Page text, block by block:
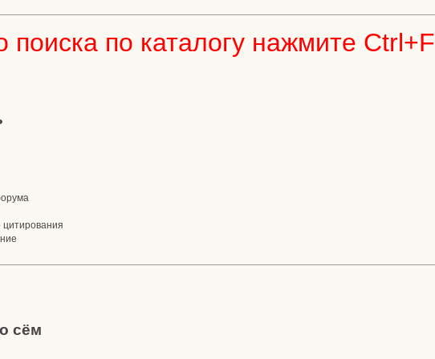
поиска по каталогу нажмите Ctrl+F
цитирования
сём